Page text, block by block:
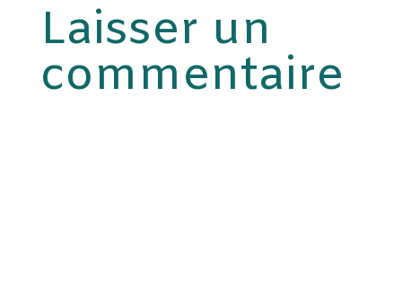
Laisser un
commentaire